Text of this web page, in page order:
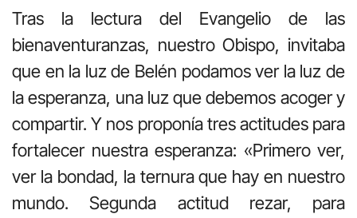
Tras la lectura del Evangelio de las
bienaventuranzas, nuestro Obispo, invitaba
que en la luz de Belén podamos ver la luz de
la esperanza, una luz que debemos acoger y
compartir. Y nos proponía tres actitudes para
fortalecer nuestra esperanza: «Primero ver,
ver la bondad, la ternura que hay en nuestro
mundo. Segunda actitud rezar, para